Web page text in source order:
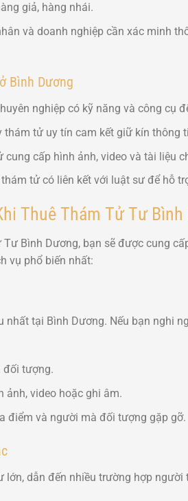
giả, hàng nhái.
và doanh nghiệp cần xác minh
Bình Dương
nghiệp có kỹ năng và công cụ
thám tử uy tín cam kết giữ kín thông
cung cấp hình ảnh, video và tài liệu
tử có liên kết với luật sư để hỗ
Thuê Thám Tử Tư Bình
Bình Dương, bạn sẽ được cung
vụ phổ biến nhất:
nhất tại Bình Dương. Nếu bạn nghi
đối tượng.
ảnh, video hoặc ghi âm.
điểm và người mà đối tượng gặp gỡ.
lớn, dẫn đến nhiều trường hợp